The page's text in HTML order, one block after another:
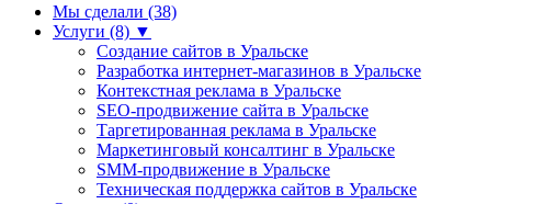
Мы сделали (38)
Услуги (8) ▼
Создание сайтов в Уральске
Разработка интернет-магазинов в Уральске
Контекстная реклама в Уральске
SEO-продвижение сайта в Уральске
Таргетированная реклама в Уральске
Маркетинговый консалтинг в Уральске
SMM-продвижение в Уральске
Техническая поддержка сайтов в Уральске